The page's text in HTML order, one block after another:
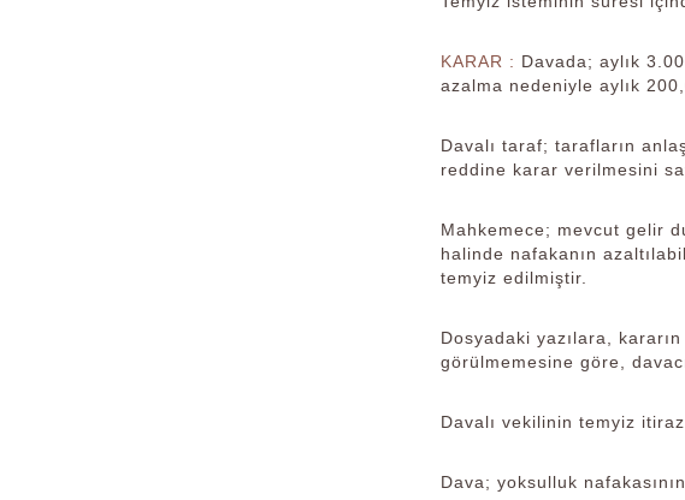
KARAR : Davada; aylık
azalma nedeniyle aylık
Davalı taraf; tarafların
reddine karar verilmesini
Mahkemece; mevcut gelir
halinde nafakanın
temyiz edilmiştir.
Dosyadaki yazılara,
görülmemesine göre,
Davalı vekilinin temyiz
Dava; yoksulluk